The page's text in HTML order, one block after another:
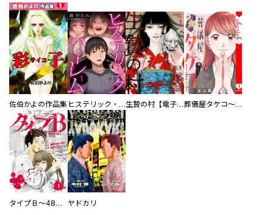
佐伯かよの作品集 ヒステリック・ハーレム～搾られる男と堕ちる女～【電子単行本版】 生贄の村【電子単行本版】 葬儀屋タケコ～あなたの最期、叶えます【電子単行本版】
タイプＢ～48時間後、致死率100％～【単話】 ヤドカリ